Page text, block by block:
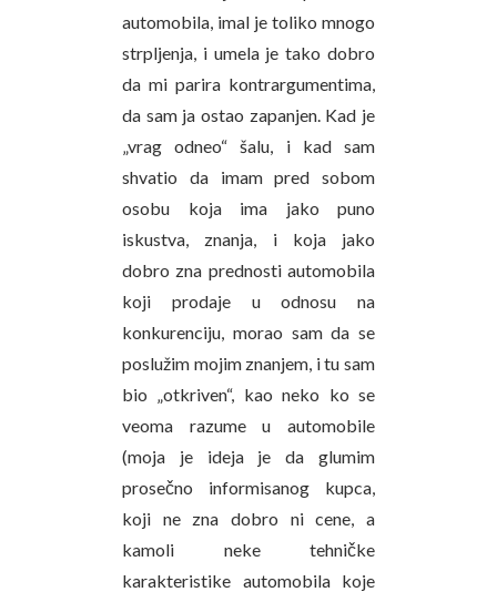
automobila, imal je toliko mnogo
strpljenja, i umela je tako dobro
da mi parira kontrargumentima,
da sam ja ostao zapanjen. Kad je
„vrag odneo“ šalu, i kad sam
shvatio da imam pred sobom
osobu koja ima jako puno
iskustva, znanja, i koja jako
dobro zna prednosti automobila
koji prodaje u odnosu na
konkurenciju, morao sam da se
poslužim mojim znanjem, i tu sam
bio „otkriven“, kao neko ko se
veoma razume u automobile
(moja je ideja je da glumim
prosečno informisanog kupca,
koji ne zna dobro ni cene, a
kamoli neke tehničke
karakteristike automobila koje